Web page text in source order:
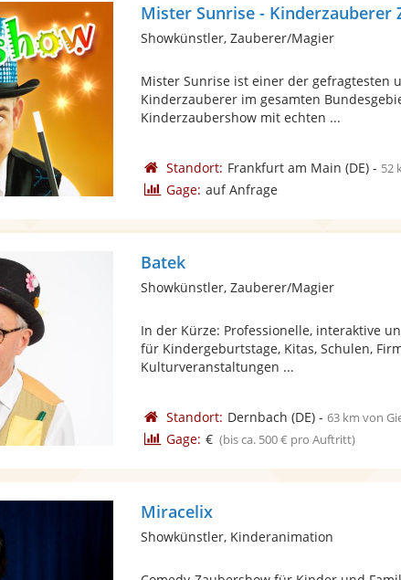
Mister Sunrise - Kinderzauberer
Showkünstler, Zauberer/Magier
Mister Sunrise ist einer der gefragtesten
Kinderzauberer im gesamten
Kinderzaubershow mit echten ...
Standort: Frankfurt am Main (DE)- 52
Gage: auf Anfrage
Batek
Showkünstler, Zauberer/Magier
In der Kürze: Professionelle, interaktive
für Kindergeburtstage, Kitas, Schulen,
Kulturveranstaltungen ...
Standort: Dernbach (DE)- 63 km von
Gage: € (bis ca. 500 € pro Auftritt)
Miracelix
Showkünstler, Kinderanimation